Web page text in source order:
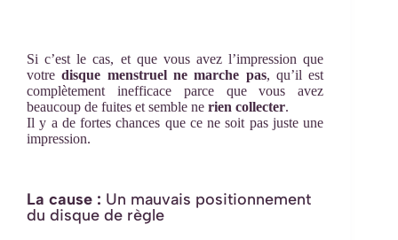
Si c’est le cas, et que vous avez l’impression que
votredisque menstruel ne marche pas, qu’il est
complètement inefficace parce que vous avez
beaucoup de fuites et semble ne rien collecter.
Il y a de fortes chances que ce ne soit pas juste une
impression.
La cause : Un mauvais positionnement
du disque de règle